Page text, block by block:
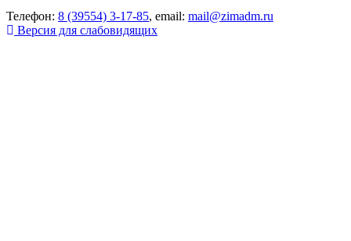
Телефон: 8 (39554) 3-17-85, email: mail@zimadm.ru
Версия для слабовидящих